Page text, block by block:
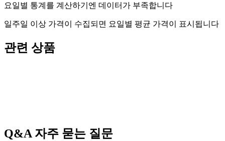
요일별 통계를 계산하기엔 데이터가 부족합니다
일주일 이상 가격이 수집되면 요일별 평균 가격이 표시됩니다
관련 상품
Q&A자주 묻는 질문